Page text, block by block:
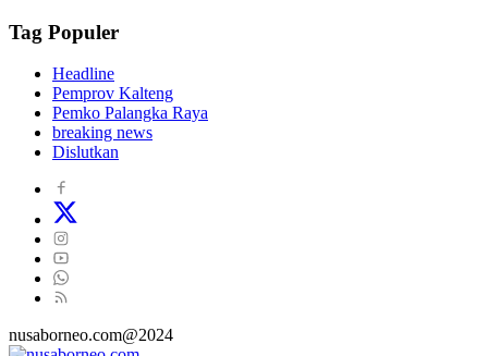
Tag Populer
Headline
Pemprov Kalteng
Pemko Palangka Raya
breaking news
Dislutkan
nusaborneo.com@2024